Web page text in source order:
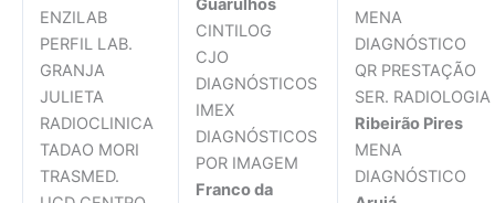
ENZILAB
PERFIL LAB.
GRANJA
JULIETA
RADIOCLINICA
TADAO MORI
TRASMED.
Guarulhos
CINTILOG
CJO
DIAGNÓSTICOS
IMEX
DIAGNÓSTICOS
POR IMAGEM
Franco da
MENA
DIAGNÓSTICO
QR PRESTAÇÃO
SER. RADIOLOGIA
Ribeirão Pires
MENA
DIAGNÓSTICO